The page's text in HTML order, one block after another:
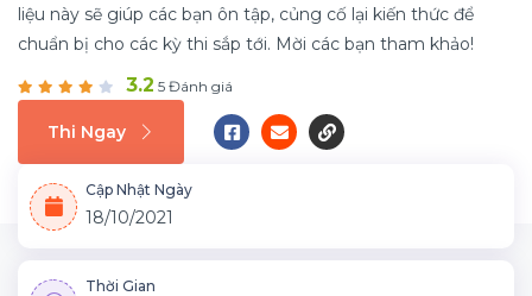
liệu này sẽ giúp các bạn ôn tập, củng cố lại kiến thức để
chuẩn bị cho các kỳ thi sắp tới. Mời các bạn tham khảo!
3.2 5 Đánh giá
Thi Ngay
Cập Nhật Ngày
18/10/2021
Thời Gian